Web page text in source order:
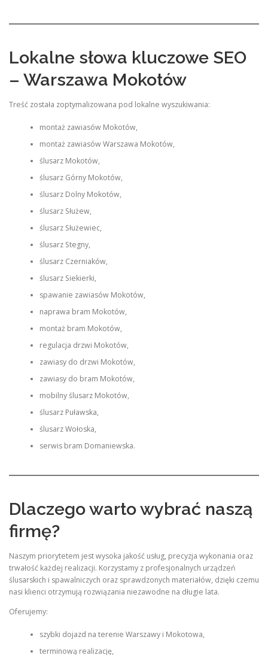
Lokalne słowa kluczowe SEO
– Warszawa Mokotów
Treść została zoptymalizowana pod lokalne wyszukiwania:
montaż zawiasów Mokotów,
montaż zawiasów Warszawa Mokotów,
ślusarz Mokotów,
ślusarz Górny Mokotów,
ślusarz Dolny Mokotów,
ślusarz Służew,
ślusarz Służewiec,
ślusarz Stegny,
ślusarz Czerniaków,
ślusarz Siekierki,
spawanie zawiasów Mokotów,
naprawa bram Mokotów,
montaż bram Mokotów,
regulacja drzwi Mokotów,
zawiasy do drzwi Mokotów,
zawiasy do bram Mokotów,
mobilny ślusarz Mokotów,
ślusarz Puławska,
ślusarz Wołoska,
serwis bram Domaniewska.
Dlaczego warto wybrać naszą
firmę?
Naszym priorytetem jest wysoka jakość usług, precyzja wykonania oraz
trwałość każdej realizacji. Korzystamy z profesjonalnych urządzeń
ślusarskich i spawalniczych oraz sprawdzonych materiałów, dzięki czemu
nasi klienci otrzymują rozwiązania niezawodne na długie lata.
Oferujemy:
szybki dojazd na terenie Warszawy i Mokotowa,
terminową realizację,